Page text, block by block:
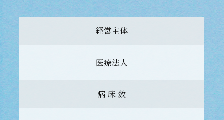
経営主体
医療法人
病 床 数